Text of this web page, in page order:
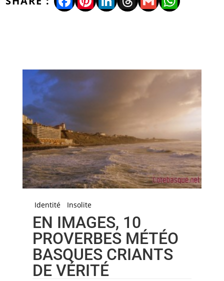
Identité Insolite
EN IMAGES, 10
PROVERBES MÉTÉO
BASQUES CRIANTS
DE VÉRITÉ